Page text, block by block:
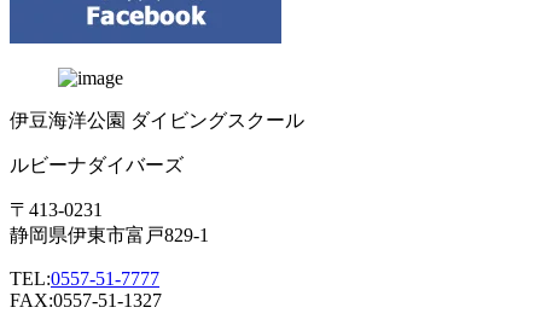
伊豆海洋公園 ダイビングスクール
ルビーナダイバーズ
〒413-0231
静岡県伊東市富戸829-1
TEL:0557-51-7777
FAX:0557-51-1327